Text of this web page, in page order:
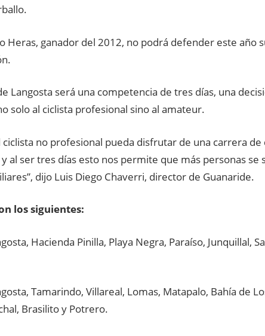
Heras, ganador del 2012, no podrá defender este año
Langosta será una competencia de tres días, una
solo al ciclista profesional sino al amateur.
ciclista no profesional pueda disfrutar de una carrera
al ser tres días esto nos permite que más personas se
dijo Luis Diego Chaverri, director de Guanaride.
los siguientes:
Hacienda Pinilla, Playa Negra, Paraíso, Junquillal,
Tamarindo, Villareal, Lomas, Matapalo, Bahía de
Brasilito y Potrero.